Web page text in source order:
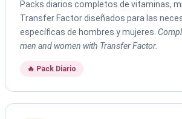
Packs diarios completos de vitaminas,
Transfer Factor diseñados para las
específicas de hombres y mujeres.
men and women with Transfer Factor.
🔥 Pack Diario